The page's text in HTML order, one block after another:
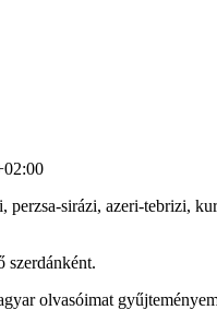
perzsa-sirázi, azeri-tebrizi,
szerdánként.
olvasóimat